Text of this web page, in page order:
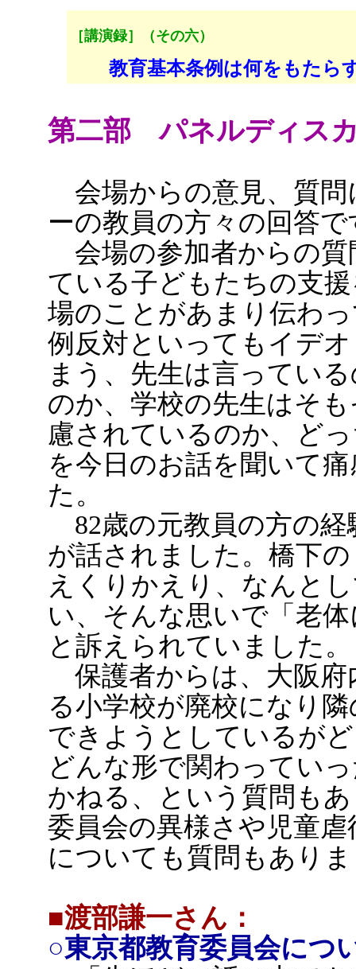
［講演録］（その六）
教育基本条例は何をもた
第二部 パネルディス
会場からの意見、質問
ーの教員の方々の回答で
会場の参加者からの質
ている子どもたちの支
場のことがあまり伝わ
例反対といってもイデ
まう、先生は言ってい
のか、学校の先生はそ
慮されているのか、ど
を今日のお話を聞いて
た。
82歳の元教員の方の経
が話されました。橋下
えくりかえり、なんと
い、そんな思いで「老
と訴えられていました。
保護者からは、大阪府
る小学校が廃校になり
できようとしているが
どんな形で関わってい
かねる、という質問も
委員会の異様さや児童
についても質問もあり
■渡部謙一さん：
○東京都教育委員会につ